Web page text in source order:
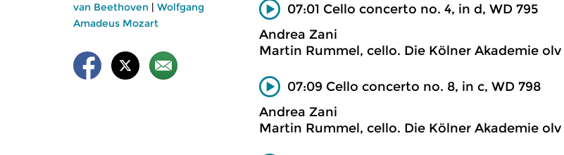
van Beethoven | Wolfgang
Amadeus Mozart
07:01 Cello concerto no. 4, in d, WD 795
Andrea Zani
Martin Rummel, cello. Die Kölner Akademie
07:09 Cello concerto no. 8, in c, WD 798
Andrea Zani
Martin Rummel, cello. Die Kölner Akademie